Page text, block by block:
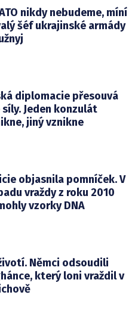
nikdy nebudeme, míní
šéf ukrajinské armády
diplomacie přesouvá
síly. Jeden konzulát
jiný vznikne
objasnila pomníček. V
vraždy z roku 2010
vzorky DNA
Němci odsoudili
který loni vraždil v